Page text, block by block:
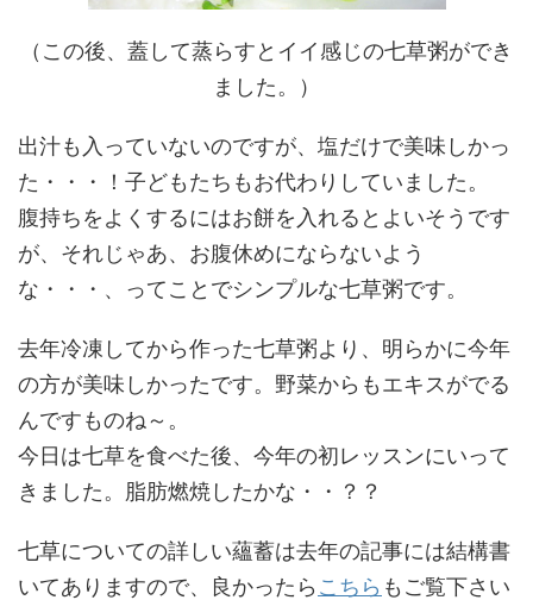
（この後、蓋して蒸らすとイイ感じの七草粥ができ
ました。）
出汁も入っていないのですが、塩だけで美味しかっ
た・・・！子どもたちもお代わりしていました。
腹持ちをよくするにはお餅を入れるとよいそうです
が、それじゃあ、お腹休めにならないよう
な・・・、ってことでシンプルな七草粥です。
去年冷凍してから作った七草粥より、明らかに今年
の方が美味しかったです。野菜からもエキスがでる
んですものね～。
今日は七草を食べた後、今年の初レッスンにいって
きました。脂肪燃焼したかな・・？？
七草についての詳しい蘊蓄は去年の記事には結構書
いてありますので、良かったら こちら もご覧下さい